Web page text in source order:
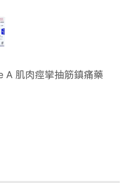
A 肌肉痙攣抽筋鎮痛藥